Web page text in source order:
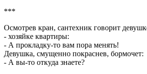
***
Осмотрев кран, сантехник говорит
- хозяйке квартиры:
- А прокладку-то вам пора менять!
Девушка, смущенно покраснев, бормочет:
- А вы-то откуда знаете?